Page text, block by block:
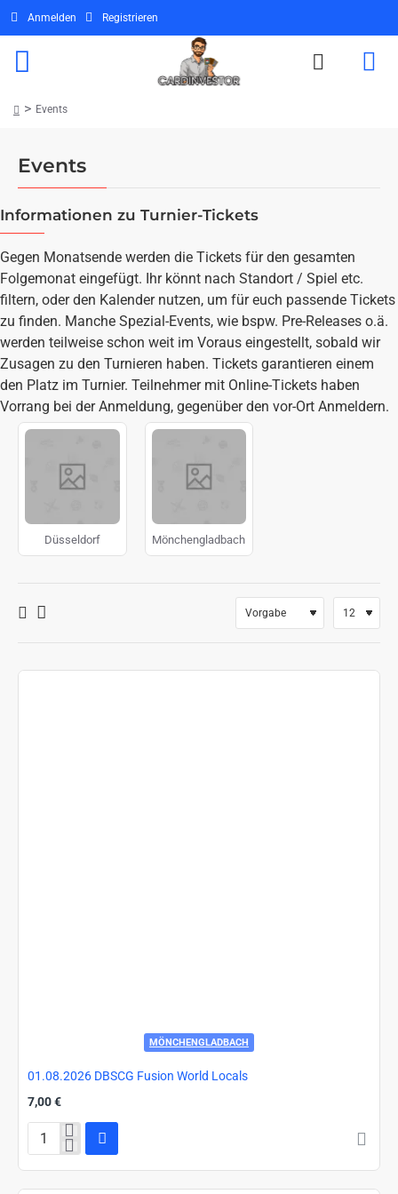
Anmelden Registrieren
Events
Events
Informationen zu Turnier-Tickets
Gegen Monatsende werden die Tickets für den gesamten
Folgemonat eingefügt. Ihr könnt nach Standort / Spiel etc.
filtern, oder den Kalender nutzen, um für euch passende Tickets
zu finden. Manche Spezial-Events, wie bspw. Pre-Releases o.ä.
werden teilweise schon weit im Voraus eingestellt, sobald wir
Zusagen zu den Turnieren haben. Tickets garantieren einem
den Platz im Turnier. Teilnehmer mit Online-Tickets haben
Vorrang bei der Anmeldung, gegenüber den vor-Ort Anmeldern.
Düsseldorf Mönchengladbach
MÖNCHENGLADBACH
01.08.2026 DBSCG Fusion World Locals
7,00 €
01.08.2026